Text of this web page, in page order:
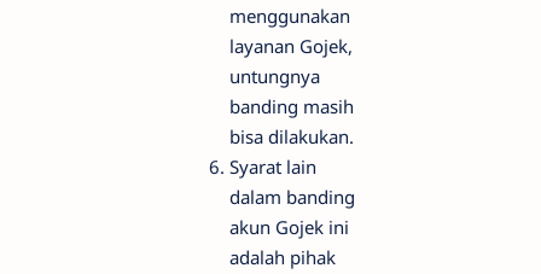
menggunakan
layanan Gojek,
untungnya
banding masih
bisa dilakukan.
Syarat lain
dalam banding
akun Gojek ini
adalah pihak